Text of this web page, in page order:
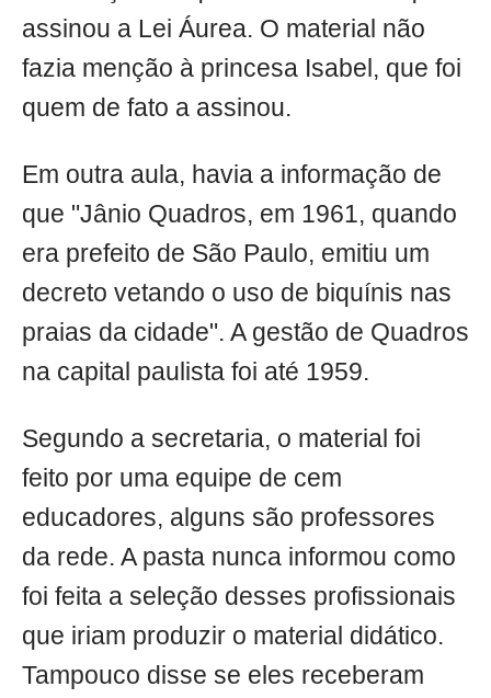
assinou a Lei Áurea. O material não
fazia menção à princesa Isabel, que foi
quem de fato a assinou.
Em outra aula, havia a informação de
que "Jânio Quadros, em 1961, quando
era prefeito de São Paulo, emitiu um
decreto vetando o uso de biquínis nas
praias da cidade". A gestão de Quadros
na capital paulista foi até 1959.
Segundo a secretaria, o material foi
feito por uma equipe de cem
educadores, alguns são professores
da rede. A pasta nunca informou como
foi feita a seleção desses profissionais
que iriam produzir o material didático.
Tampouco disse se eles receberam